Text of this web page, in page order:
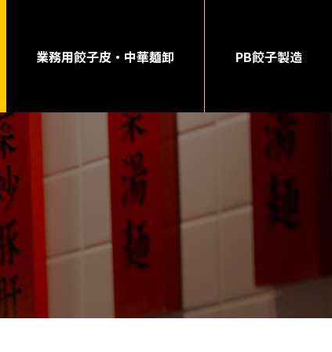
業務用餃子皮・中華麺卸 PB餃子製造